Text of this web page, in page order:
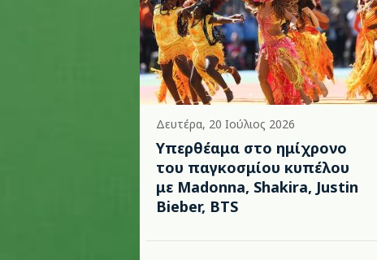
Δευτέρα, 20 Ιούλιος 2026
Υπερθέαμα στο ημίχρονο
του παγκοσμίου κυπέλου
με Madonna, Shakira, Justin
Bieber, BTS